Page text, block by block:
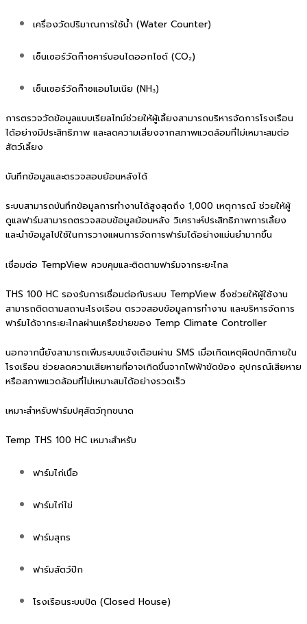
เครื่องวัดปริมาณการใช้น้ำ (Water Counter)
เซ็นเซอร์วัดก๊าซคาร์บอนไดออกไซด์ (CO₂)
เซ็นเซอร์วัดก๊าซแอมโมเนีย (NH₃)
การตรวจวัดข้อมูลแบบเรียลไทม์ช่วยให้ผู้เลี้ยงสามารถบริหารจัดการโรงเรือน
ได้อย่างมีประสิทธิภาพ และลดความเสี่ยงจากสภาพแวดล้อมที่ไม่เหมาะสมต่อ
สัตว์เลี้ยง
บันทึกข้อมูลและตรวจสอบย้อนหลังได้
ระบบสามารถบันทึกข้อมูลการทำงานได้สูงสุดถึง 1,000 เหตุการณ์ ช่วยให้ผู้
ดูแลฟาร์มสามารถตรวจสอบข้อมูลย้อนหลัง วิเคราะห์ประสิทธิภาพการเลี้ยง
และนำข้อมูลไปใช้ในการวางแผนการจัดการฟาร์มได้อย่างแม่นยำมากขึ้น
เชื่อมต่อ TempView ควบคุมและติดตามฟาร์มจากระยะไกล
THS 100 HC รองรับการเชื่อมต่อกับระบบ TempView ซึ่งช่วยให้ผู้ใช้งาน
สามารถติดตามสถานะโรงเรือน ตรวจสอบข้อมูลการทำงาน และบริหารจัดการ
ฟาร์มได้จากระยะไกลผ่านเครือข่ายของ Temp Climate Controller
นอกจากนี้ยังสามารถเพิ่มระบบแจ้งเตือนผ่าน SMS เมื่อเกิดเหตุผิดปกติภายใน
โรงเรือน ช่วยลดความเสียหายที่อาจเกิดขึ้นจากไฟฟ้าขัดข้อง อุปกรณ์เสียหาย
หรือสภาพแวดล้อมที่ไม่เหมาะสมได้อย่างรวดเร็ว
เหมาะสำหรับฟาร์มปศุสัตว์ทุกขนาด
Temp THS 100 HC เหมาะสำหรับ
ฟาร์มไก่เนื้อ
ฟาร์มไก่ไข่
ฟาร์มสุกร
ฟาร์มสัตว์ปีก
โรงเรือนระบบปิด (Closed House)